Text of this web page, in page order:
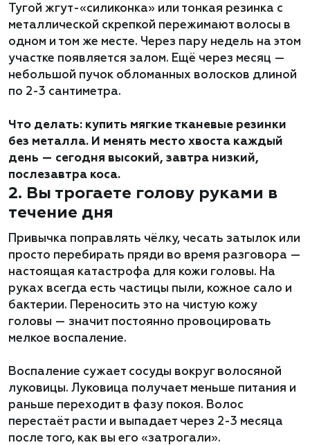
Тугой жгут-«силиконка» или тонкая резинка с
металлической скрепкой пережимают волосы в
одном и том же месте. Через пару недель на этом
участке появляется залом. Ещё через месяц —
небольшой пучок обломанных волосков длиной
по 2-3 сантиметра.
Что делать: купить мягкие тканевые резинки
без металла. И менять место хвоста каждый
день — сегодня высокий, завтра низкий,
послезавтра коса.
2. Вы трогаете голову руками в
течение дня
Привычка поправлять чёлку, чесать затылок или
просто перебирать пряди во время разговора —
настоящая катастрофа для кожи головы. На
руках всегда есть частицы пыли, кожное сало и
бактерии. Переносить это на чистую кожу
головы — значит постоянно провоцировать
мелкое воспаление.
Воспаление сужает сосуды вокруг волосяной
луковицы. Луковица получает меньше питания и
раньше переходит в фазу покоя. Волос
перестаёт расти и выпадает через 2-3 месяца
после того, как вы его «затрогали».